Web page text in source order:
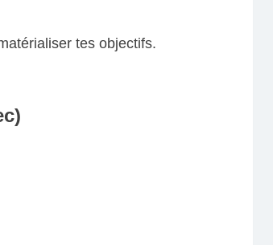
tes objectifs.